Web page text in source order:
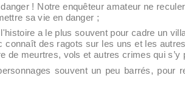
! Notre enquêteur amateur ne
sa vie en danger ;
a le plus souvent pour cadre un
connaît des ragots sur les uns et les
de meurtres, vols et autres crimes qui s’y
souvent un peu barrés, pour